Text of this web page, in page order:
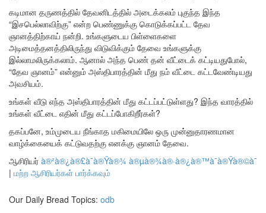
கடிமான தருணத்தில் தேவனிடத்தில் அடைக்கலம் புகுந்த இந்த
“இசபெல்லாவிற்கு” என்ற பெண்ணுக்கு கொடுக்கப்பட்ட தேவ
ஞானத்திற்காய் நன்றி. உங்களுடைய பிள்ளைகளை
அடிமைத்தனத்திலிருந்து விடுவிக்கும் தேவை உங்களுக்கு
இல்லாமலிருக்கலாம். ஆனால் அந்த பெண் தன் வீட்டைக் கட்டியதுபோல்,
“தேவ ஞானம்” என்னும் அஸ்திபாரத்தின் மீது நம் வீட்டை கட்டவேண்டியது
அவசியம்.
உங்கள் வீடு எந்த அஸ்திபாரத்தின் மீது கட்டப்பட்டுள்ளது? இந்த வாரத்தில்
உங்கள் வீட்டை எதின் மீது கட்டப்போகிறீர்கள்?
தகப்பனே, உம்முடைய நீங்காத மகிமையிலே ஒரு முன்னுதாரணமான
வாழ்க்கையைக் கட்டுவதற்கு எனக்கு ஞானம் தேவை.
ஆசிரியர் à®²à®¿à®£à¯à®Ÿà®¾ à®µà®¾à®·à®¿à®™à¯à®Ÿà®©à¯
| மற்ற ஆசிரியர்கள் பார்க்கவும்
Our Daily Bread Topics: odb